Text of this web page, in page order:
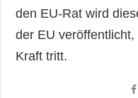
den EU-Rat wird
der EU
Kraft tritt.